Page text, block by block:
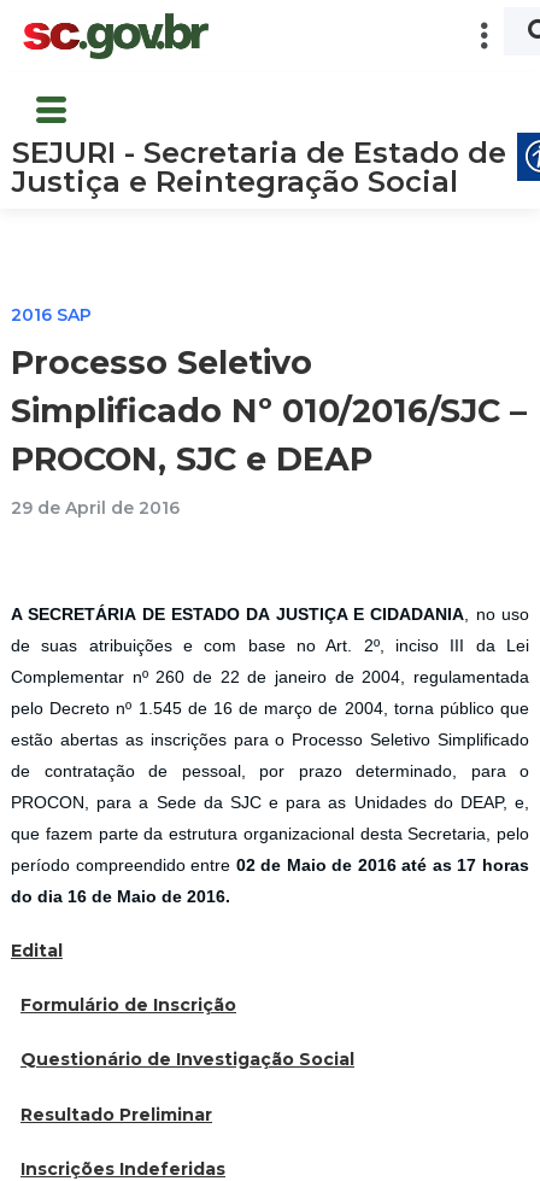
SEJURI - Secretaria de Estado de
Justiça e Reintegração Social
2016 SAP
Processo Seletivo
Simplificado Nº 010/2016/SJC –
PROCON, SJC e DEAP
29 de April de 2016
A SECRETÁRIA DE ESTADO DA JUSTIÇA E CIDADANIA , no uso
de suas atribuições e com base no Art. 2º, inciso III da Lei
Complementar nº 260 de 22 de janeiro de 2004, regulamentada
pelo Decreto nº 1.545 de 16 de março de 2004, torna público que
estão abertas as inscrições para o Processo Seletivo Simplificado
de contratação de pessoal, por prazo determinado, para o
PROCON, para a Sede da SJC e para as Unidades do DEAP, e,
que fazem parte da estrutura organizacional desta Secretaria, pelo
período compreendido entre 02 de Maio de 2016 até as 17 horas
do dia 16 de Maio de 2016.
Edital
Formulário de Inscrição
Questionário de Investigação Social
Resultado Preliminar
Inscrições Indeferidas